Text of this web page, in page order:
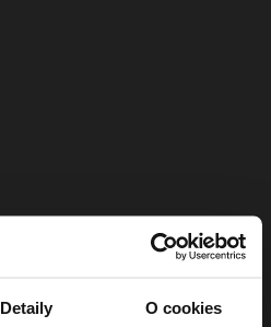
Detaily O cookies